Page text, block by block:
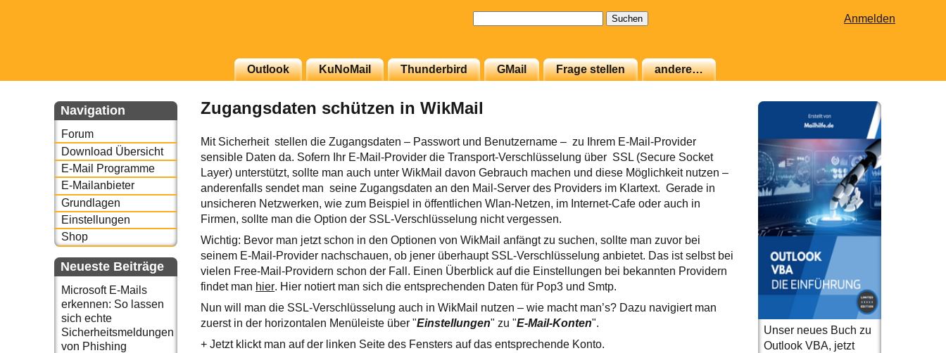
Anmelden
Outlook KuNoMail Thunderbird GMail Frage stellen andere…
Navigation
Forum
Download Übersicht
E-Mail Programme
E-Mailanbieter
Grundlagen
Einstellungen
Shop
Neueste Beiträge
Microsoft E-Mails
erkennen: So lassen
sich echte
Sicherheitsmeldungen
von Phishing
Zugangsdaten schützen in WikMail
Mit Sicherheit stellen die Zugangsdaten – Passwort und Benutzername – zu Ihrem E-Mail-Provider
sensible Daten da. Sofern Ihr E-Mail-Provider die Transport-Verschlüsselung über SSL (Secure Socket
Layer) unterstützt, sollte man auch unter WikMail davon Gebrauch machen und diese Möglichkeit nutzen –
anderenfalls sendet man seine Zugangsdaten an den Mail-Server des Providers im Klartext. Gerade in
unsicheren Netzwerken, wie zum Beispiel in öffentlichen Wlan-Netzen, im Internet-Cafe oder auch in
Firmen, sollte man die Option der SSL-Verschlüsselung nicht vergessen.
Wichtig: Bevor man jetzt schon in den Optionen von WikMail anfängt zu suchen, sollte man zuvor bei
seinem E-Mail-Provider nachschauen, ob jener überhaupt SSL-Verschlüsselung anbietet. Das ist selbst bei
vielen Free-Mail-Providern schon der Fall. Einen Überblick auf die Einstellungen bei bekannten Providern
findet man hier. Hier notiert man sich die entsprechenden Daten für Pop3 und Smtp.
Nun will man die SSL-Verschlüsselung auch in WikMail nutzen – wie macht man’s? Dazu navigiert man
zuerst in der horizontalen Menüleiste über "Einstellungen" zu "E-Mail-Konten".
+ Jetzt klickt man auf der linken Seite des Fensters auf das entsprechende Konto.
Unser neues Buch zu
Outlook VBA, jetzt
oder auch